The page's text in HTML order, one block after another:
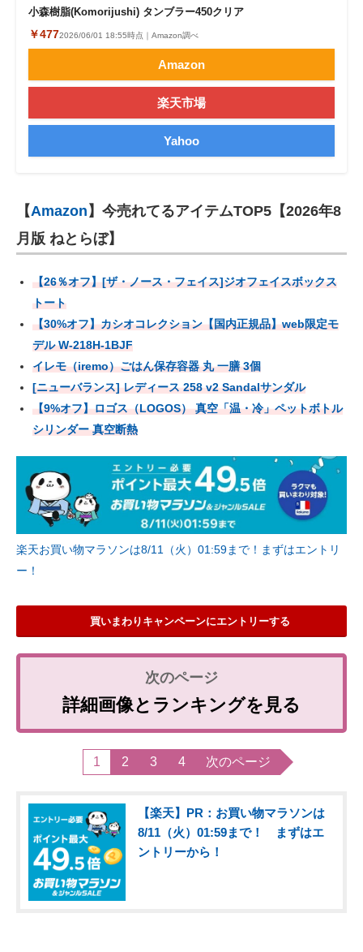
小森樹脂(Komorijushi) タンブラー450クリア
￥4772026/06/01 18:55時点｜Amazon調べ
Amazon
楽天市場
Yahoo
【Amazon 】今売れてるアイテムTOP5【2026年8
月版 ねとらぼ】
【26％オフ】[ザ・ノース・フェイス]ジオフェイスボックス
トート
【30%オフ】カシオコレクション【国内正規品】web限定モ
デル W-218H-1BJF
イレモ（iremo）ごはん保存容器 丸 一膳 3個
[ニューバランス] レディース 258 v2 Sandalサンダル
【9%オフ】ロゴス（LOGOS） 真空「温・冷」ペットボトル
シリンダー 真空断熱
楽天お買い物マラソンは8/11（火）01:59まで！まずはエントリ
ー！
買いまわりキャンペーンにエントリーする
詳細画像とランキングを見る
1 2 3 4 次のページ
【楽天】PR：お買い物マラソンは
8/11（火）01:59まで！ まずはエ
ントリーから！